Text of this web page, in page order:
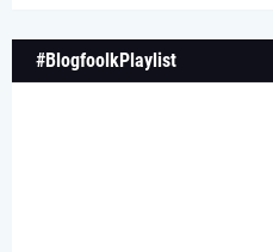
#BlogfoolkPlaylist